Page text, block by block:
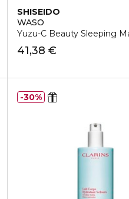
SHISEIDO
WASO
Yuzu-C Beauty Sleeping
41,38 €
30%